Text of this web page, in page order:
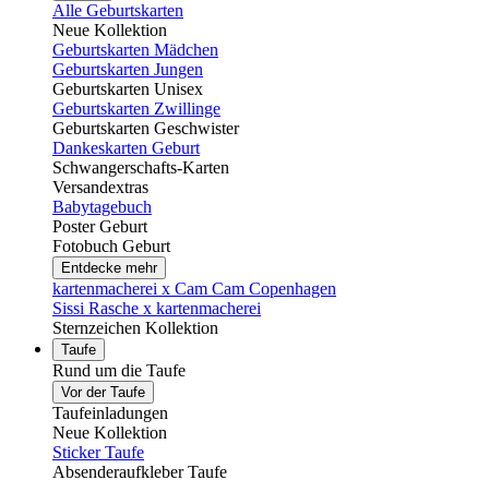
Alle Geburtskarten
Neue Kollektion
Geburtskarten Mädchen
Geburtskarten Jungen
Geburtskarten Unisex
Geburtskarten Zwillinge
Geburtskarten Geschwister
Dankeskarten Geburt
Schwangerschafts-Karten
Versandextras
Babytagebuch
Poster Geburt
Fotobuch Geburt
Entdecke mehr
kartenmacherei x Cam Cam Copenhagen
Sissi Rasche x kartenmacherei
Sternzeichen Kollektion
Taufe
Rund um die Taufe
Vor der Taufe
Taufeinladungen
Neue Kollektion
Sticker Taufe
Absenderaufkleber Taufe